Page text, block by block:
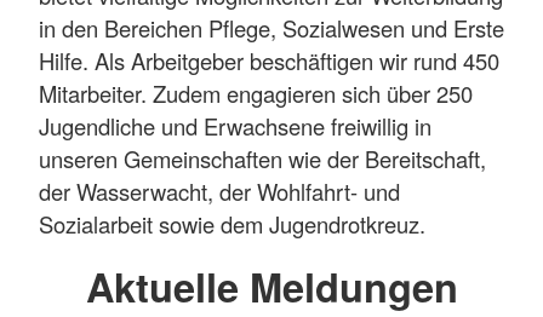
in den Bereichen Pflege, Sozialwesen und Erste
Hilfe. Als Arbeitgeber beschäftigen wir rund 450
Mitarbeiter. Zudem engagieren sich über 250
Jugendliche und Erwachsene freiwillig in
unseren Gemeinschaften wie der Bereitschaft,
der Wasserwacht, der Wohlfahrt- und
Sozialarbeit sowie dem Jugendrotkreuz.
Aktuelle Meldungen